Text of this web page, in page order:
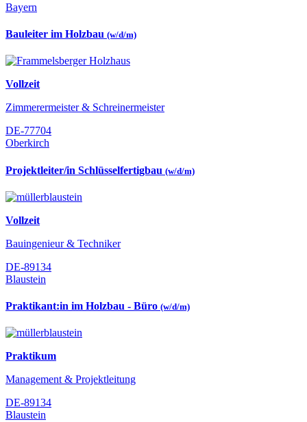
Bayern
Bauleiter im Holzbau (w/d/m)
Vollzeit
Zimmerermeister & Schreinermeister
DE-77704
Oberkirch
Projektleiter/in Schlüsselfertigbau (w/d/m)
Vollzeit
Bauingenieur & Techniker
DE-89134
Blaustein
Praktikant:in im Holzbau - Büro (w/d/m)
Praktikum
Management & Projektleitung
DE-89134
Blaustein